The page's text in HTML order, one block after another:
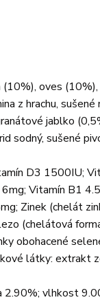
oves (10%),
z hrachu, sušené
jablko
sodný, sušené
D3 1500IU;
Vitamín B1
Zinek (chelát
(chelátová
obohacené
látky: extrakt
vlhkost